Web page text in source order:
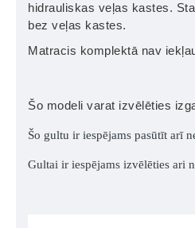
hidrauliskas veļas kastes.
bez veļas kastes.
Matracis komplektā nav
Šo modeli varat izvēlēties
Šo gultu ir iespējams pasūtīt arī
Gultai ir iespējams izvēlēties ari